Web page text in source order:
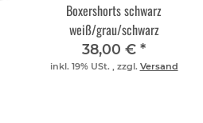
Boxershorts schwarz
weiß/grau/schwarz
38,00 € *
inkl. 19% USt. , zzgl. Versand